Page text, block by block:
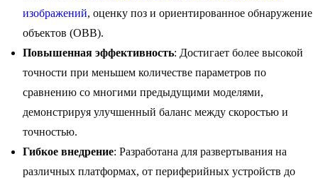
изображений, оценку поз и ориентированное обнаружение
объектов (OBB).
Повышенная эффективность: Достигает более высокой
точности при меньшем количестве параметров по
сравнению со многими предыдущими моделями,
демонстрируя улучшенный баланс между скоростью и
точностью.
Гибкое внедрение: Разработана для развертывания на
различных платформах, от периферийных устройств до